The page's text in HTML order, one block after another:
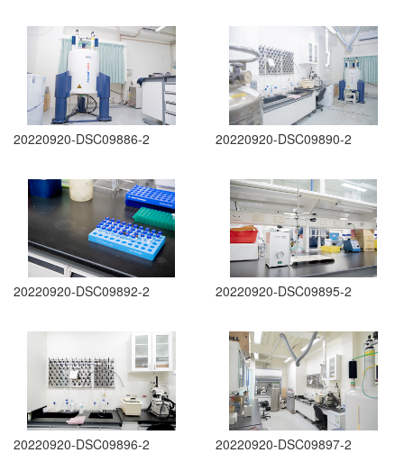
20220920-DSC09886-2 20220920-DSC09890-2
20220920-DSC09892-2 20220920-DSC09895-2
20220920-DSC09896-2 20220920-DSC09897-2